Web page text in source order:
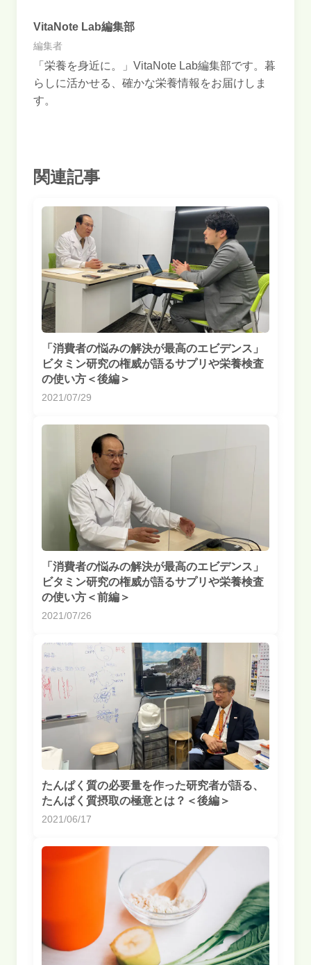
VitaNote Lab編集部
編集者
「栄養を身近に。」VitaNote Lab編集部です。暮
らしに活かせる、確かな栄養情報をお届けしま
す。
関連記事
「消費者の悩みの解決が最高のエビデンス」
ビタミン研究の権威が語るサプリや栄養検査
の使い方＜後編＞
2021/07/29
「消費者の悩みの解決が最高のエビデンス」
ビタミン研究の権威が語るサプリや栄養検査
の使い方＜前編＞
2021/07/26
たんぱく質の必要量を作った研究者が語る、
たんぱく質摂取の極意とは？＜後編＞
2021/06/17